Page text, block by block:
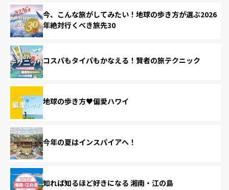
今、こんな旅がしてみたい！地球の歩き方が選ぶ2026
年絶対行くべき旅先30
コスパもタイパもかなえる！賢者の旅テクニック
地球の歩き方♥偏愛ハワイ
今年の夏はインスパイアへ！
知れば知るほど好きになる 湘南・江の島